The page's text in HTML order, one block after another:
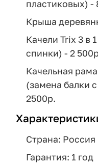
пластиковых) -
Крыша
Качели Trix 3 в
спинки) - 2
Качельная
(замена балки
2500р.
Страна: Россия
Гарантия: 1 год